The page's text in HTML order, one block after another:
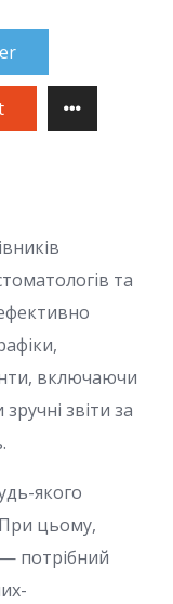
та
включаючи
звіти за
якого
цьому,
потрібний